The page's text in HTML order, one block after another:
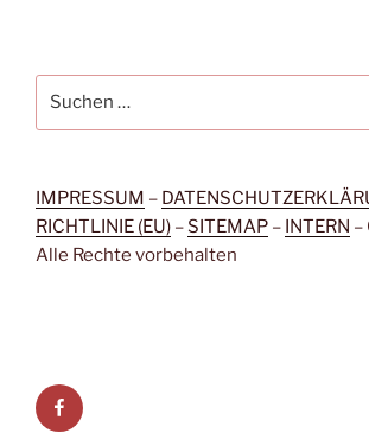
nach:
IMPRESSUM –
RICHTLINIE (EU) – SITEMAP – INTERN –
Alle Rechte vorbehalten
Facebook